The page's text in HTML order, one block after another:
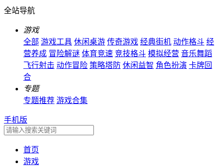
全站导航
游戏
全部 游戏工具 休闲桌游 传奇游戏 经典街机 动作格斗 经
营养成 冒险解谜 体育竞速 竞技格斗 模拟经营 音乐舞蹈
飞行射击 动作冒险 策略塔防 休闲益智 角色扮演 卡牌回
合
专题
专题推荐 游戏合集
手机版
首页
游戏